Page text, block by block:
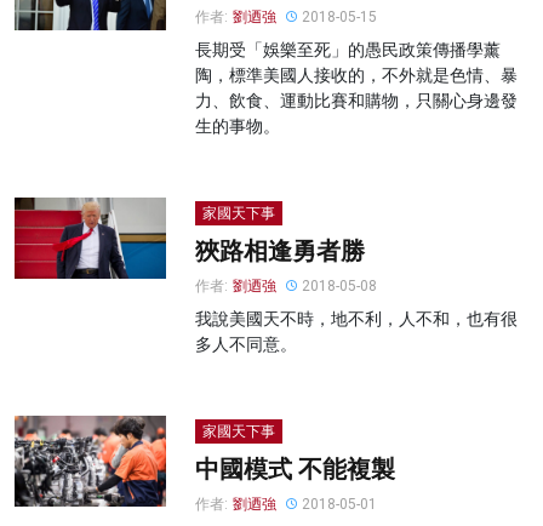
作者: 劉迺強 2018-05-15
長期受「娛樂至死」的愚民政策傳播學薰
陶，標準美國人接收的，不外就是色情、暴
力、飲食、運動比賽和購物，只關心身邊發
生的事物。
家國天下事
狹路相逢勇者勝
作者: 劉迺強 2018-05-08
我說美國天不時，地不利，人不和，也有很
多人不同意。
家國天下事
中國模式 不能複製
作者: 劉迺強 2018-05-01